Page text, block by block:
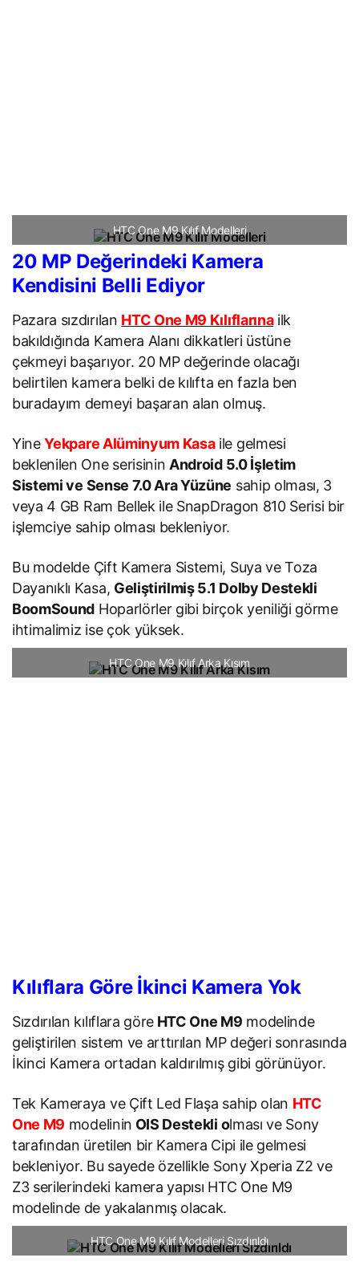
HTC One M9 Kılıf Modelleri
20 MP Değerindeki Kamera
Kendisini Belli Ediyor
Pazara sızdırılan HTC One M9 Kılıflarınailk
bakıldığında Kamera Alanı dikkatleri üstüne
çekmeyi başarıyor. 20 MP değerinde olacağı
belirtilen kamera belki de kılıfta en fazla ben
buradayım demeyi başaran alan olmuş.
YineYekpare Alüminyum Kasa ile gelmesi
beklenilen One serisininAndroid 5.0 İşletim
Sistemi ve Sense 7.0 Ara Yüzüne sahip olması, 3
veya 4 GB Ram Bellek ile SnapDragon 810 Serisi bir
işlemciye sahip olması bekleniyor.
Bu modelde Çift Kamera Sistemi, Suya ve Toza
Dayanıklı Kasa, Geliştirilmiş 5.1 Dolby Destekli
BoomSound Hoparlörler gibi birçok yeniliği görme
ihtimalimiz ise çok yüksek.
HTC One M9 Kılıf Arka Kısım
Kılıflara Göre İkinci Kamera Yok
Sızdırılan kılıflara göre HTC One M9 modelinde
geliştirilen sistem ve arttırılan MP değeri sonrasında
İkinci Kamera ortadan kaldırılmış gibi görünüyor.
Tek Kameraya ve Çift Led Flaşa sahip olan HTC
One M9 modelinin OIS Destekli olması ve Sony
tarafından üretilen bir Kamera Cipi ile gelmesi
bekleniyor. Bu sayede özellikle Sony Xperia Z2 ve
Z3 serilerindeki kamera yapısı HTC One M9
modelinde de yakalanmış olacak.
HTC One M9 Kılıf Modelleri Sızdırıldı